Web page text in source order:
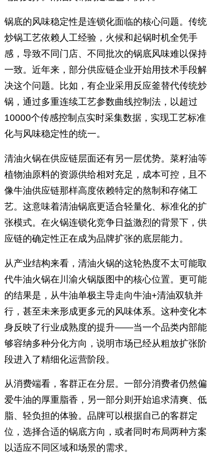
锅底的风味稳定性是连锁化面临的核心问题。传统
炒锅工艺依赖人工经验，火候和起锅时机全凭手
感，导致不同门店、不同批次的锅底风味难以保持
一致。近年来，部分供应链企业开始用技术手段解
决这个问题。比如，有企业采用反应釜替代传统炒
锅，通过多重连续工艺参数曲线控制法，以超过
10000个传感控制点实时采集数据，实现工艺标准
化与风味稳定性的统一。
清油火锅在供应链层面还有另一层优势。菜籽油等
植物油原料的资源供给相对充足，成本可控，且不
像牛油供应链那样高度依赖特定的熬制和存储工
艺。这意味着清油锅底更适合轻量化、标准化的扩
张模式。在火锅连锁化竞争日益激烈的背景下，供
应链的确定性正在成为品牌扩张的底层能力。
从产业结构来看，清油火锅的这轮热度不太可能取
代牛油火锅在川渝火锅版图中的核心位置。更可能
的结果是，从牛油单极主导走向牛油+清油双轨并
行，甚至未来形成更多元的风味体系。这种变化本
身反映了行业成熟度的提升——当一个品类内部能
够容纳多种分化方向，说明市场已经从粗放扩张阶
段进入了精细化运营阶段。
从消费端看，客群正在分层。一部分消费者仍然偏
爱牛油的厚重脂香，另一部分则开始追求清爽、低
脂、轻负担的体验。品牌可以根据自己的客群定
位，选择合适的锅底方向，或者同时布局两种方案
以适应不同区域和场景的需求。